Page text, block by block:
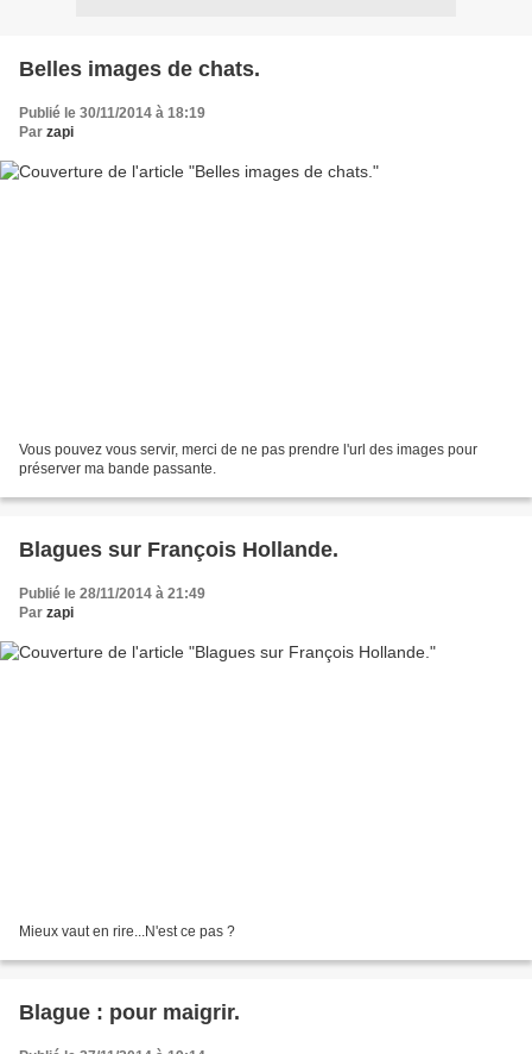
Belles images de chats.
Publié le 30/11/2014 à 18:19
Par zapi
Vous pouvez vous servir, merci de ne pas prendre l'url des images pour
préserver ma bande passante.
Blagues sur François Hollande.
Publié le 28/11/2014 à 21:49
Par zapi
Mieux vaut en rire...N'est ce pas ?
Blague : pour maigrir.